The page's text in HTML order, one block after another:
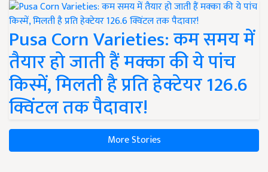
Pusa Corn Varieties: कम समय में
तैयार हो जाती हैं मक्का की ये पांच
किस्में, मिलती है प्रति हेक्टेयर 126.6
क्विंटल तक पैदावार!
More Stories